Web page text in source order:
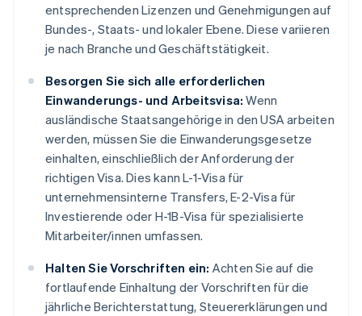
entsprechenden Lizenzen und Genehmigungen auf
Bundes-, Staats- und lokaler Ebene. Diese variieren
je nach Branche und Geschäftstätigkeit.
Besorgen Sie sich alle erforderlichen
Einwanderungs- und Arbeitsvisa: Wenn
ausländische Staatsangehörige in den USA arbeiten
werden, müssen Sie die Einwanderungsgesetze
einhalten, einschließlich der Anforderung der
richtigen Visa. Dies kann L-1-Visa für
unternehmensinterne Transfers, E-2-Visa für
Investierende oder H-1B-Visa für spezialisierte
Mitarbeiter/innen umfassen.
Halten Sie Vorschriften ein: Achten Sie auf die
fortlaufende Einhaltung der Vorschriften für die
jährliche Berichterstattung, Steuererklärungen und